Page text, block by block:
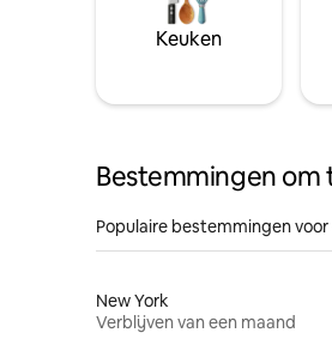
Keuken
Bestemmingen om
Populaire bestemmingen
New York
Verblijven van een maand